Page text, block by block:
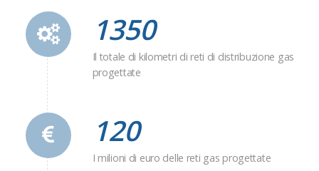
1350
Il totale di kilometri di reti di distribuzione gas
progettate
120
I milioni di euro delle reti gas progettate